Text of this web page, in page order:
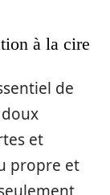
à la cire
de
et
propre et